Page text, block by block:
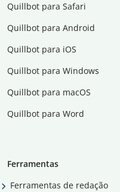
Quillbot para Safari
Quillbot para Android
Quillbot para iOS
Quillbot para Windows
Quillbot para macOS
Quillbot para Word
Ferramentas
Ferramentas de redação